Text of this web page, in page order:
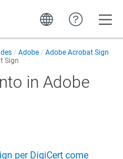
Adobe
Adobe Acrobat Sign
Sign
in Adobe
per DigiCert come